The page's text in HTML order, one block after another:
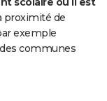
proximité de
exemple
communes